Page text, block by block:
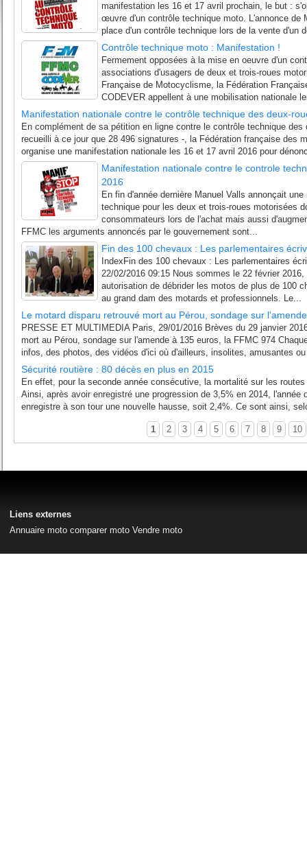
manifestation les 16 et 17 avril prochain, le but :
œuvre d'un contrôle technique moto. L'annonce de
place d'un contrôle technique lors de la vente d'un
Contrôle technique moto : Manifestation !
Fermement opposées à la mise en oeuvre d'un
associations d'usagers de deux et trois-roues
Française de Motocyclisme, la Fédération
CODEVER appellent à une mobilisation nationale
Manifestation nationale contre le contrôle technique des deux-
En complément de sa pétition en ligne contre le contrôle technique
recueilli à ce jour que 28 496 signatures -, la Fédération française des
organise une manifestation nationale les 16 et 17 avril 2016 pour
Manifestation nationale contre le controle
2016
En fin d'année dernière Manuel Valls annonçait
technique pour les deux et trois-roues motorisées
consommateurs lors de l'achat mais aussi
FFMC les arguments annoncés par le gouvernement sont...
Fin des 100 chevaux : Les parlementaires
IndexFin des 100 chevaux : Les parlementaires
22/02/2016 09:15 Nous sommes le 22 février
autorisation de débrider les motos de plus de 100
au grand dam des motards et professionnels. Le...
Le motard disparu retrouvé mort au Pérou, sondage sur
PRESSE ET MULTIMEDIA Paris, 29/01/2016 Brèves du 29 janvier
mort au Pérou, sondage sur l'amende à 135 euros, la FFMC 974
infos, des photos, des vidéos d'ici où d'ailleurs, insolites, amusantes
Sécurité routière : 80 décès en plus en 2015
En effet, pour la seconde année consécutive, la mortalité sur les
Ainsi, après avoir enregistré une progression de 3,5% en 2014, l'année
enregistre à son tour une nouvelle hausse, soit 2,4%. Ce sont ainsi,
1 2 3 4 5 6 7 8 9 10
Liens externes
Annuaire moto comparer moto Vendre moto